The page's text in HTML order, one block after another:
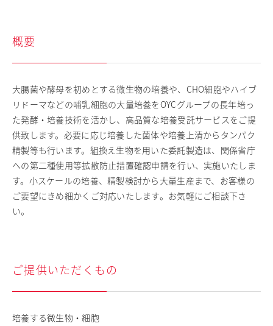
お問い合わせ
English
日清製粉グループ
イースト研究室
CSR活動
ニュースリリース
概要
大腸菌や酵母を初めとする微生物の培養や、CHO細胞やハイブ
リドーマなどの哺乳細胞の大量培養をOYCグループの長年培っ
た発酵・培養技術を活かし、高品質な培養受託サービスをご提
供致します。必要に応じ培養した菌体や培養上清からタンパク
精製等も行います。組換え生物を用いた委託製造は、関係省庁
への第二種使用等拡散防止措置確認申請を行い、実施いたしま
す。小スケールの培養、精製検討から大量生産まで、お客様の
ご要望にきめ細かくご対応いたします。お気軽にご相談下さ
い。
ご提供いただくもの
培養する微生物・細胞